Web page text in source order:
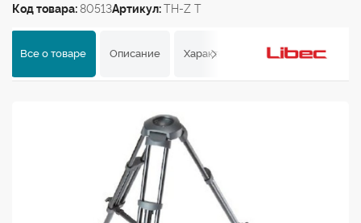
Код товара:80513Артикул:TH-Z T
Все о товаре Описание Характеристики Отзывы